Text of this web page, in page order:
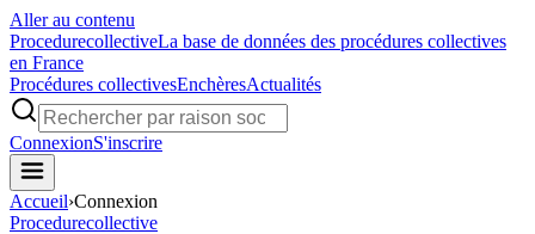
Aller au contenu
ProcedurecollectiveLa base de données des procédures collectives
en France
Procédures collectivesEnchèresActualités
ConnexionS'inscrire
Accueil›Connexion
Procedurecollective